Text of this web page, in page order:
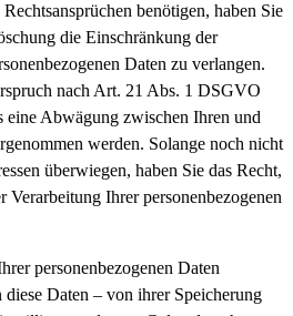
benötigen, haben Sie
die Einschränkung der
Daten zu verlangen.
nach Art. 21 Abs. 1 DSGVO
eine Abwägung zwischen Ihren und
werden. Solange noch nicht
überwiegen, haben Sie das Recht,
Verarbeitung Ihrer personenbezogenen
personenbezogenen Daten
Daten – von ihrer Speicherung